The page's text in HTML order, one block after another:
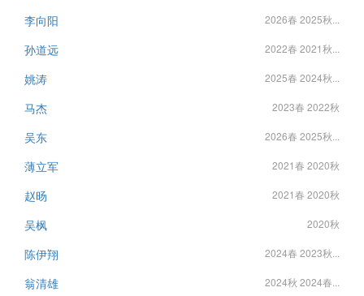
李向阳 2026春 2025秋...
孙道远 2022春 2021秋...
姚涛 2025春 2024秋...
马杰 2023春 2022秋
吴东 2026春 2025秋...
薄立军 2021春 2020秋
赵旸 2021春 2020秋
吴枫 2020秋
陈伊翔 2024春 2023秋...
翁清雄 2024秋 2024春...